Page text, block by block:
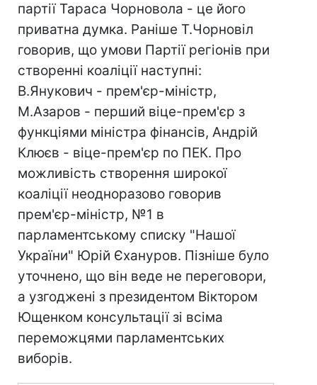
партії Тараса Чорновола - це його
приватна думка. Раніше Т.Чорновіл
говорив, що умови Партії регіонів при
створенні коаліції наступні:
В.Янукович - прем'єр-міністр,
М.Азаров - перший віце-прем'єр з
функціями міністра фінансів, Андрій
Клюєв - віце-прем'єр по ПЕК. Про
можливість створення широкої
коаліції неодноразово говорив
прем'єр-міністр, №1 в
парламентському списку "Нашої
України" Юрій Єхануров. Пізніше було
уточнено, що він веде не переговори,
а узгоджені з президентом Віктором
Ющенком консультації зі всіма
переможцями парламентських
виборів.